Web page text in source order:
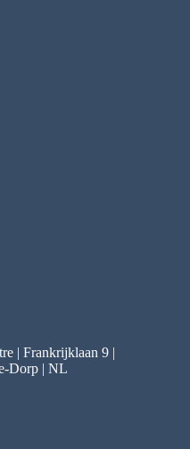
| Frankrijklaan 9 |
Dorp | NL